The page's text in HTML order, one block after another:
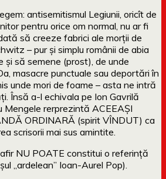
antisemitismul Legiunii, oricît de
pentru orice om normal, nu ar fi
să creeze fabrici ale morții de
– pur și simplu românii de abia
și să semene (prost), de unde
masacre punctuale sau deportări în
unde mori de foame – asta ne intră
Însă a-l echivala pe Ion Gavrilă
Mengele rerprezintă ACEEAȘI
ORDINARĂ (spirit VÎNDUT) ca
scrisorii mai sus amintite.
NU POATE constitui o referință
„ardelean” Ioan-Aurel Pop).